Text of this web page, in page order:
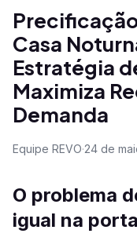
Casa
Estratégia
Maximiza
Demanda
Equipe REVO·24 de
O problema
igual na porta